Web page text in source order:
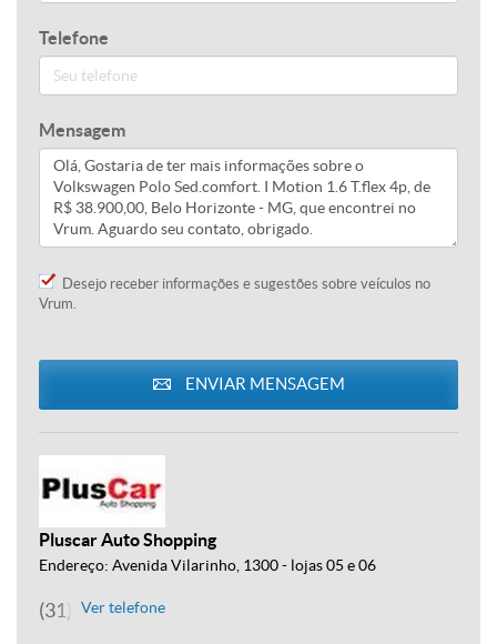
Telefone
Mensagem
Desejo receber informações e sugestões sobre veículos no
Vrum.
ENVIAR MENSAGEM
Pluscar Auto Shopping
Endereço: Avenida Vilarinho, 1300 - lojas 05 e 06
(31) 3245-7473
Ver telefone